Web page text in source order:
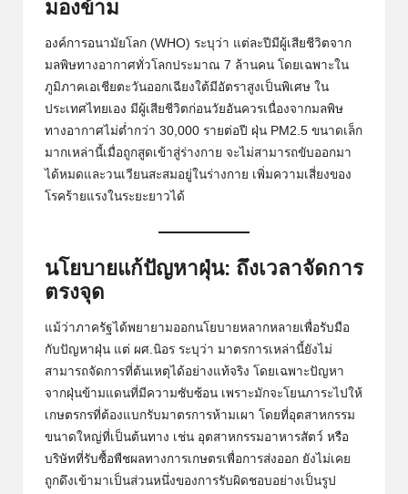
มองข้าม
องค์การอนามัยโลก (WHO) ระบุว่า แต่ละปีมีผู้เสียชีวิตจาก
มลพิษทางอากาศทั่วโลกประมาณ 7 ล้านคน โดยเฉพาะใน
ภูมิภาคเอเชียตะวันออกเฉียงใต้มีอัตราสูงเป็นพิเศษ ใน
ประเทศไทยเอง มีผู้เสียชีวิตก่อนวัยอันควรเนื่องจากมลพิษ
ทางอากาศไม่ต่ำกว่า 30,000 รายต่อปี ฝุ่น PM2.5 ขนาดเล็ก
มากเหล่านี้เมื่อถูกสูดเข้าสู่ร่างกาย จะไม่สามารถขับออกมา
ได้หมดและวนเวียนสะสมอยู่ในร่างกาย เพิ่มความเสี่ยงของ
โรคร้ายแรงในระยะยาวได้
นโยบายแก้ปัญหาฝุ่น: ถึงเวลาจัดการ
ตรงจุด
แม้ว่าภาครัฐได้พยายามออกนโยบายหลากหลายเพื่อรับมือ
กับปัญหาฝุ่น แต่ ผศ.นิอร ระบุว่า มาตรการเหล่านี้ยังไม่
สามารถจัดการที่ต้นเหตุได้อย่างแท้จริง โดยเฉพาะปัญหา
จากฝุ่นข้ามแดนที่มีความซับซ้อน เพราะมักจะโยนภาระไปให้
เกษตรกรที่ต้องแบกรับมาตรการห้ามเผา โดยที่อุตสาหกรรม
ขนาดใหญ่ที่เป็นต้นทาง เช่น อุตสาหกรรมอาหารสัตว์ หรือ
บริษัทที่รับซื้อพืชผลทางการเกษตรเพื่อการส่งออก ยังไม่เคย
ถูกดึงเข้ามาเป็นส่วนหนึ่งของการรับผิดชอบอย่างเป็นรูป